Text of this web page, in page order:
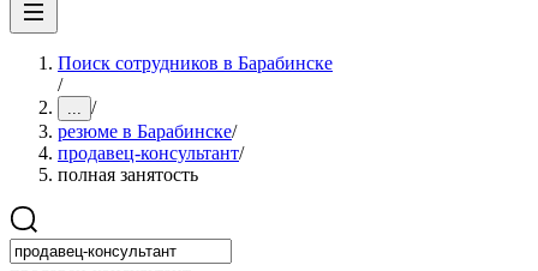
Поиск сотрудников в Барабинске
/
... /
резюме в Барабинске/
продавец-консультант/
полная занятость